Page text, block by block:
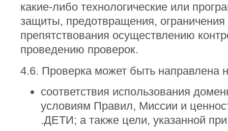
какие-либо технологические или
защиты, предотвращения, ограничения
препятствования осуществлению
проведению проверок.
4.6. Проверка может быть направлена
соответствия использования
условиям Правил, Миссии и
.ДЕТИ; а также цели, указанной при